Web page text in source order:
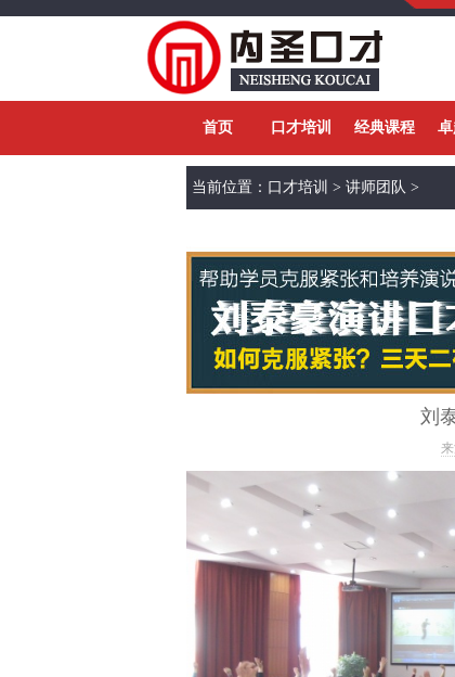
首页 口才培训 经典课程
当前位置： 口才培训 > 讲师团队 >
刘